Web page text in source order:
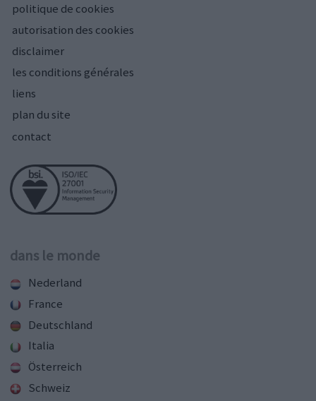
politique de cookies
autorisation des cookies
disclaimer
les conditions générales
liens
plan du site
contact
dans le monde
Nederland
France
Deutschland
Italia
Österreich
Schweiz